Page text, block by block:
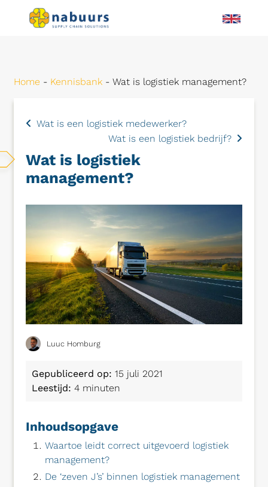
Home - Kennisbank -Wat is logistiek management?
Wat is een logistiek medewerker?
Wat is een logistiek bedrijf?
Wat is logistiek
management?
Luuc Homburg
Gepubliceerd op: 15 juli 2021
Leestijd: 4 minuten
Inhoudsopgave
Waartoe leidt correct uitgevoerd logistiek
management?
De ‘zeven J’s’ binnen logistiek management